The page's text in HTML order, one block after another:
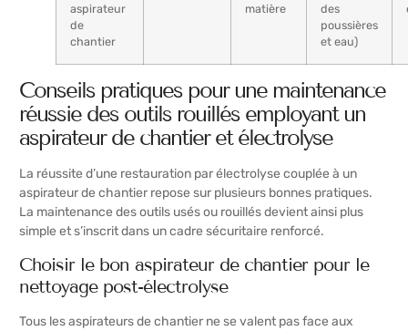
aspirateur
de
chantier
matière
des
poussières
et eau)
Conseils pratiques pour une maintenance
réussie des outils rouillés employant un
aspirateur de chantier et électrolyse
La réussite d’une restauration par électrolyse couplée à un
aspirateur de chantier repose sur plusieurs bonnes pratiques.
La maintenance des outils usés ou rouillés devient ainsi plus
simple et s’inscrit dans un cadre sécuritaire renforcé.
Choisir le bon aspirateur de chantier pour le
nettoyage post-électrolyse
Tous les aspirateurs de chantier ne se valent pas face aux